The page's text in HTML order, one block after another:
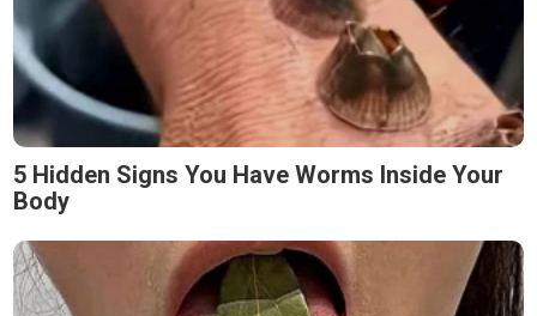
5 Hidden Signs You Have Worms Inside Your
Body